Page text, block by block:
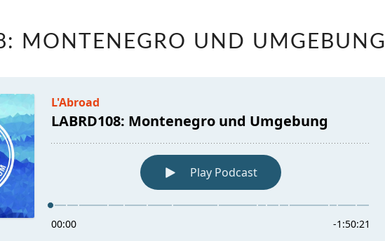
MONTENEGRO
MONTENEGRO UND UMGEBUNG